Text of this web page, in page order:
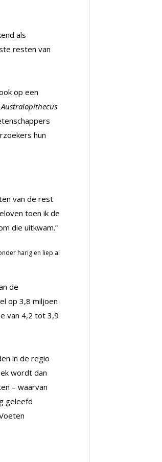
als
resten van
op een
Australopithecus
hun
van de rest
toen ik de
die uitkwam.”
harig en liep al
de
op 3,8 miljoen
van 4,2 tot 3,9
in de regio
wordt dan
– waarvan
geleefd